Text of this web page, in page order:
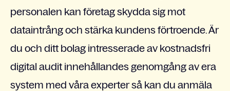
personalen kan företag skydda sig mot
dataintrång och stärka kundens förtroende. Är
du och ditt bolag intresserade av kostnadsfri
digital audit innehållandes genomgång av era
system med våra experter så kan du anmäla